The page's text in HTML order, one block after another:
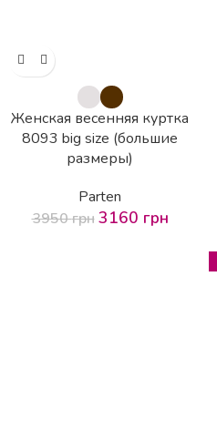
Женская весенняя куртка
8093 big size (большие
размеры)
Parten
3950грн 3160 грн